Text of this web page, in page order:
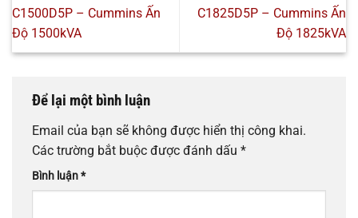
C1500D5P – Cummins Ấn
Độ 1500kVA
C1825D5P – Cummins Ấn
Độ 1825kVA
Để lại một bình luận
Email của bạn sẽ không được hiển thị công khai.
Các trường bắt buộc được đánh dấu *
Bình luận*